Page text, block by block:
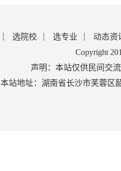
选院校 选专业
动态资
Copyright
声明：本站仅供民间交
本站地址：湖南省长沙市芙蓉区